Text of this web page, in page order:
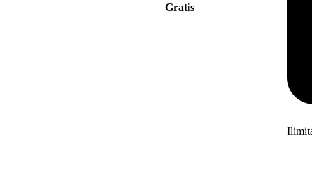
Gratis